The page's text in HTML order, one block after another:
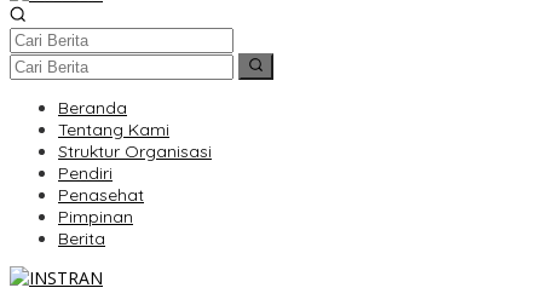
Beranda
Tentang Kami
Struktur Organisasi
Pendiri
Penasehat
Pimpinan
Berita